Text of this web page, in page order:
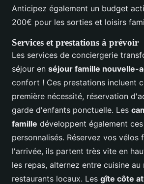
Anticipez également un budget
200€ pour les sorties et loisirs
Services et prestations à prévoir
Les services de conciergerie
séjour en séjour famille nouvelle-
confort ! Ces prestations incluent
première nécessité, réservation
garde d'enfants ponctuelle. Les
famille développent également
personnalisés. Réservez vos vélos
l'arrivée, ils partent très vite en
les repas, alternez entre cuisine
restaurants locaux. Les gîte côte